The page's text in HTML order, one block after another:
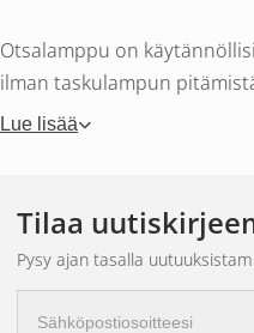
Otsalamppu on
ilman taskulampun
lampun paikallaan ja valo
taskulamppujen kanssa.
Etsittävät
Lue lisää
Tilaa
Pysy ajan tasalla